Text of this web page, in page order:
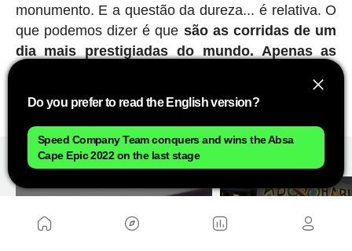
monumento. E a questão da dureza... é relativa. O
que podemos dizer é que são as corridas de um
dia mais prestigiadas do mundo. Apenas as
cuidado, porque há classicómanos que trocam um
Tour por um Roubaix.
RECOMENDADO
Do you prefer to read the English version?
Speed Company Team conquers and wins the Absa
Cape Epic 2022 on the last stage